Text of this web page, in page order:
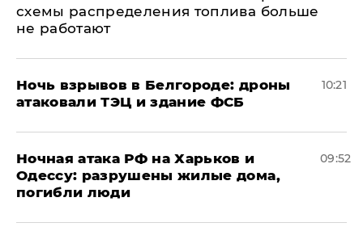
схемы распределения топлива больше
не работают
​Ночь взрывов в Белгороде: дроны
атаковали ТЭЦ и здание ФСБ
10:21
​Ночная атака РФ на Харьков и
Одессу: разрушены жилые дома,
погибли люди
09:52